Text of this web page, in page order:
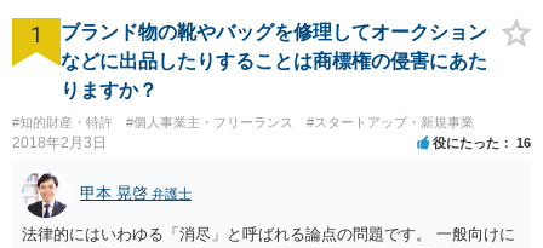
1
ブランド物の靴やバッグを修理してオークション
などに出品したりすることは商標権の侵害にあた
りますか？
#知的財産・特許 #個人事業主・フリーランス #スタートアップ・新規事業
2018年2月3日 役にたった 16
甲本 晃啓 弁護士
法律的にはいわゆる「消尽」と呼ばれる論点の問題です。 一般向けに